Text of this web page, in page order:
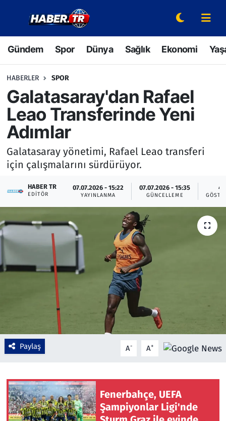
Gündem Spor Dünya Sağlık Ekonomi
HABERLER SPOR
Galatasaray'dan Rafael
Leao Transferinde Yeni
Adımlar
Galatasaray yönetimi, Rafael Leao transferi
için çalışmalarını sürdürüyor.
HABER TR
EDITÖR
07.07.2026 - 15:22
YAYINLANMA
07.07.2026 - 15:35
GÜNCELLEME
4
Paylaş A- A+
Fenerbahçe, UEFA
Şampiyonlar Ligi'nde
Gündem
Spor
Dünya
Sağlık
Ekonomi
Yaşam
Hava Durumu
Bilim ve Teknoloji
Çevre & Doğa
Eğitim
Hava Durumu
Trafik Durumu
Süper Lig Puan Durumu ve Fikstür
Tüm Manşetler
Son Dakika Haberleri
Haber Arşivi